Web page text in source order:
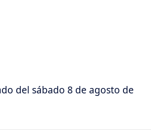
del sábado 8 de agosto de